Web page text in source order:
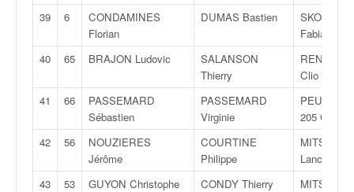
39
6
CONDAMINES
Florian
DUMAS Bastien
SKODA
Fabia
40
65 BRAJON Ludovic
SALANSON
Thierry
RENAULT
Clio RS
41
66
PASSEMARD
Sébastien
PASSEMARD
Virginie
PEUGEOT
205 GTI
42
56
NOUZIERES
Jérôme
COURTINE
Philippe
Lancer
43
53 GUYON Christophe CONDY Thierry